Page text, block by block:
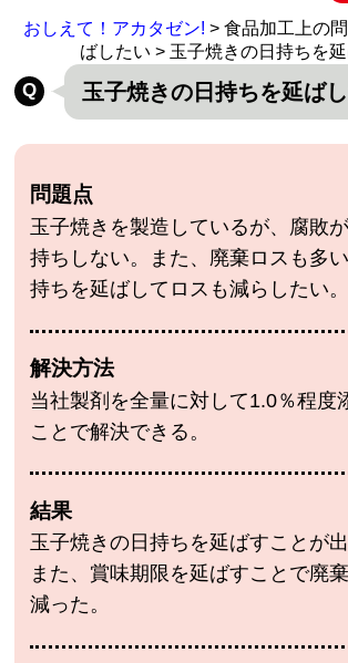
おしえて！アカタゼン! > 食品加工上の
ばしたい > 玉子焼きの日持ちを
玉子焼きの日持ちを延ば
問題点
玉子焼きを製造しているが、腐敗
持ちしない。また、廃棄ロスも多
持ちを延ばしてロスも減らしたい。
解決方法
当社製剤を全量に対して1.0％程度
ことで解決できる。
結果
玉子焼きの日持ちを延ばすことが出
また、賞味期限を延ばすことで廃
減った。